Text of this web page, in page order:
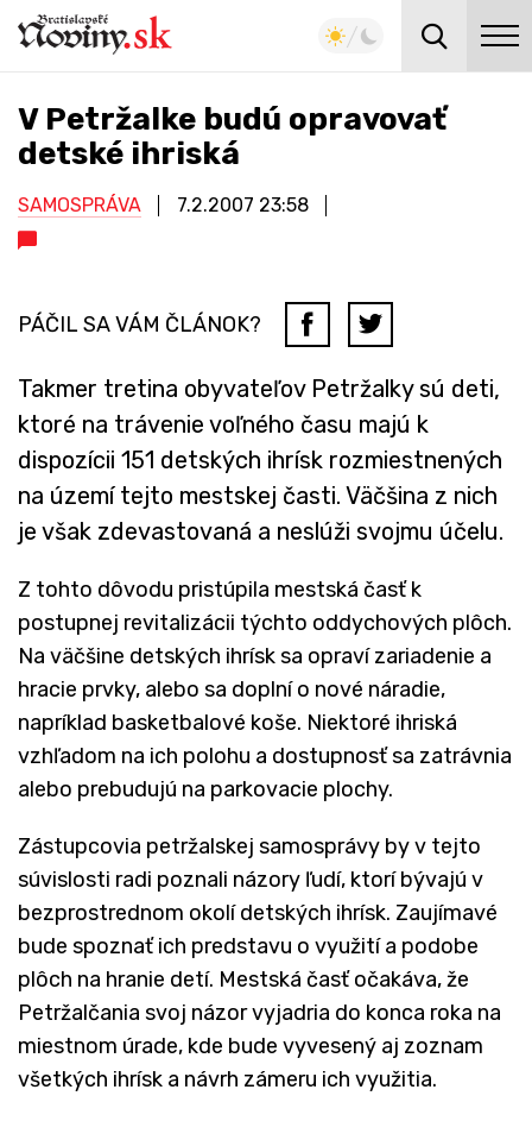
V Petržalke budú opravovať
detské ihriská
SAMOSPRÁVA 7.2.2007 23:58
PÁČIL SA VÁM ČLÁNOK?
Takmer tretina obyvateľov Petržalky sú deti,
ktoré na trávenie voľného času majú k
dispozícii 151 detských ihrísk rozmiestnených
na území tejto mestskej časti. Väčšina z nich
je však zdevastovaná a neslúži svojmu účelu.
Z tohto dôvodu pristúpila mestská časť k
postupnej revitalizácii týchto oddychových plôch.
Na väčšine detských ihrísk sa opraví zariadenie a
hracie prvky, alebo sa doplní o nové náradie,
napríklad basketbalové koše. Niektoré ihriská
vzhľadom na ich polohu a dostupnosť sa zatrávnia
alebo prebudujú na parkovacie plochy.
Zástupcovia petržalskej samosprávy by v tejto
súvislosti radi poznali názory ľudí, ktorí bývajú v
bezprostrednom okolí detských ihrísk. Zaujímavé
bude spoznať ich predstavu o využití a podobe
plôch na hranie detí. Mestská časť očakáva, že
Petržalčania svoj názor vyjadria do konca roka na
miestnom úrade, kde bude vyvesený aj zoznam
všetkých ihrísk a návrh zámeru ich využitia.